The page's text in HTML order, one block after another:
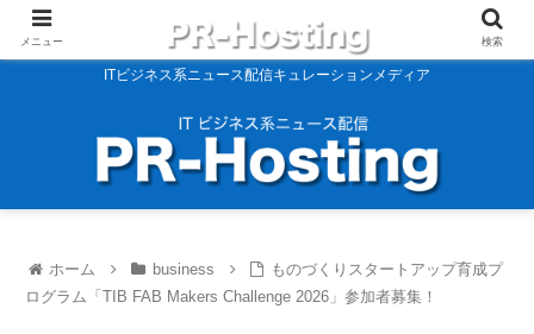
ITビジネス系ニュース配信キュレーションメディア
ホーム business
ものづくりスタートアップ育成プ
ログラム「TIB FAB Makers Challenge 2026」参加者募集！
メニュー 検索